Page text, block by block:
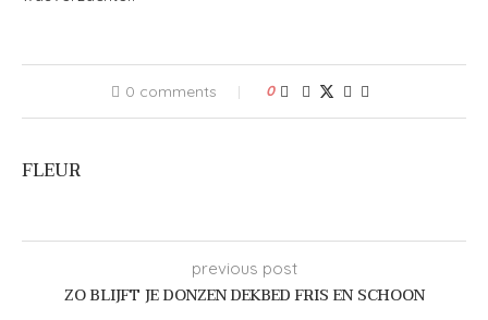
0 comments 0
FLEUR
previous post
ZO BLIJFT JE DONZEN DEKBED FRIS EN SCHOON